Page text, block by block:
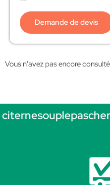
Demande de devis
Vous n'avez pas encore